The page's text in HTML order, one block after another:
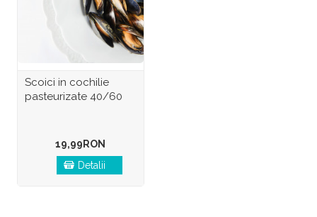
Scoici in cochilie
pasteurizate 40/60
19,99RON
Detalii